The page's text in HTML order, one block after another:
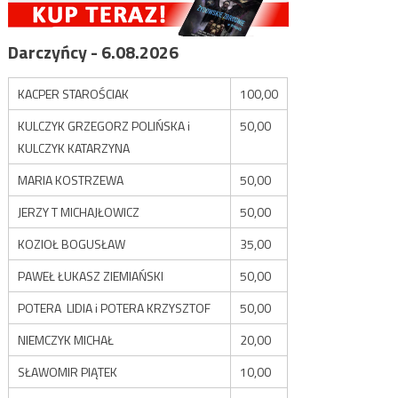
Darczyńcy - 6.08.2026
KACPER STAROŚCIAK
100,00
KULCZYK GRZEGORZ POLIŃSKA i
KULCZYK KATARZYNA
50,00
MARIA KOSTRZEWA
50,00
JERZY T MICHAJŁOWICZ
50,00
KOZIOŁ BOGUSŁAW
35,00
PAWEŁ ŁUKASZ ZIEMIAŃSKI
50,00
POTERA LIDIA i POTERA KRZYSZTOF
50,00
NIEMCZYK MICHAŁ
20,00
SŁAWOMIR PIĄTEK
10,00